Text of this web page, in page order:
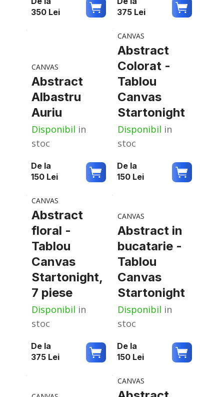
350 Lei
375 Lei
CANVAS
Abstract
Albastru
Auriu
Disponibil in
stoc
De la
150 Lei
CANVAS
Abstract
Colorat -
Tablou
Canvas
Startonight
Disponibil in
stoc
De la
150 Lei
CANVAS
Abstract
floral -
Tablou
Canvas
Startonight,
7 piese
Disponibil in
stoc
De la
375 Lei
CANVAS
Abstract in
bucatarie -
Tablou
Canvas
Startonight
Disponibil in
stoc
De la
150 Lei
CANVAS